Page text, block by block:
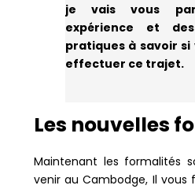
je vais vous
expérience et
pratiques à savoir si
effectuer ce trajet.
Les nouvelles
Maintenant les formalités
venir au Cambodge, Il vous